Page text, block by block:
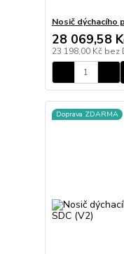
Nosič
28 069,58
23 198,00 Kč bez
Doprava ZDARMA